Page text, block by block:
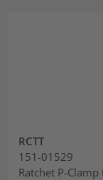
RCTT
151-01529
Ratchet P-